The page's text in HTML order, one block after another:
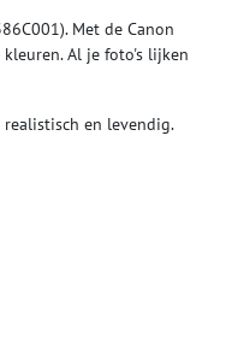
Met de Canon
Al je foto's lijken
en levendig.